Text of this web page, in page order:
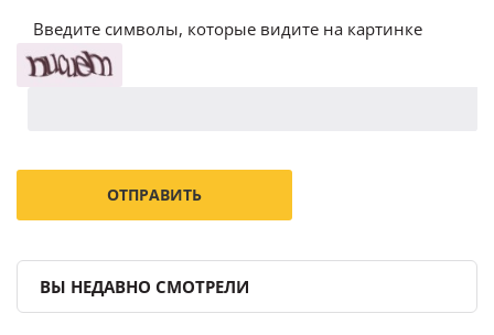
Введите символы, которые видите на картинке
ВЫ НЕДАВНО СМОТРЕЛИ